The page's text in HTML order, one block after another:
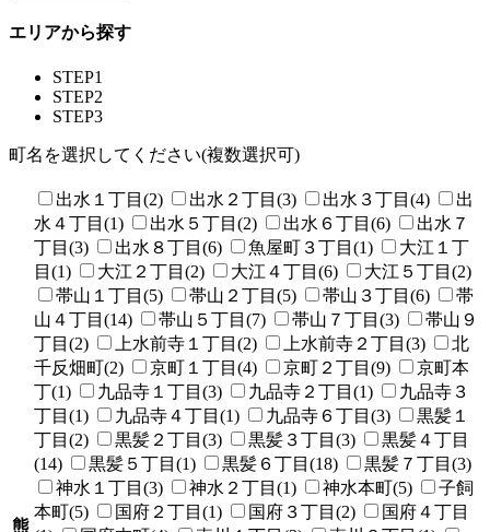
エリアから探す
STEP1
STEP2
STEP3
町名を選択してください(複数選択可)
熊
出水１丁目(2) 出水２丁目(3) 出水３丁目(4)
出
水４丁目(1)
出水５丁目(2) 出水６丁目(6)
出水７
丁目(3)
出水８丁目(6) 魚屋町３丁目(1)
大江１丁
目(1)
大江２丁目(2) 大江４丁目(6)
大江５丁目(2)
帯山１丁目(5)
帯山２丁目(5) 帯山３丁目(6)
帯
山４丁目(14)
帯山５丁目(7) 帯山７丁目(3)
帯山９
丁目(2)
上水前寺１丁目(2) 上水前寺２丁目(3)
北
千反畑町(2)
京町１丁目(4) 京町２丁目(9)
京町本
丁(1)
九品寺１丁目(3) 九品寺２丁目(1)
九品寺３
丁目(1)
九品寺４丁目(1) 九品寺６丁目(3)
黒髪１
丁目(2)
黒髪２丁目(3) 黒髪３丁目(3)
黒髪４丁目
(14)
黒髪５丁目(1) 黒髪６丁目(18)
黒髪７丁目(3)
神水１丁目(3)
神水２丁目(1) 神水本町(5)
子飼
本町(5)
国府２丁目(1) 国府３丁目(2)
国府４丁目